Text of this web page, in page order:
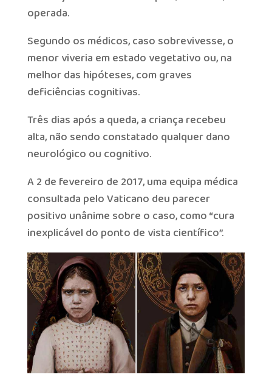
operada.
Segundo os médicos, caso sobrevivesse, o
menor viveria em estado vegetativo ou, na
melhor das hipóteses, com graves
deficiências cognitivas.
Três dias após a queda, a criança recebeu
alta, não sendo constatado qualquer dano
neurológico ou cognitivo.
A 2 de fevereiro de 2017, uma equipa médica
consultada pelo Vaticano deu parecer
positivo unânime sobre o caso, como “cura
inexplicável do ponto de vista científico”.